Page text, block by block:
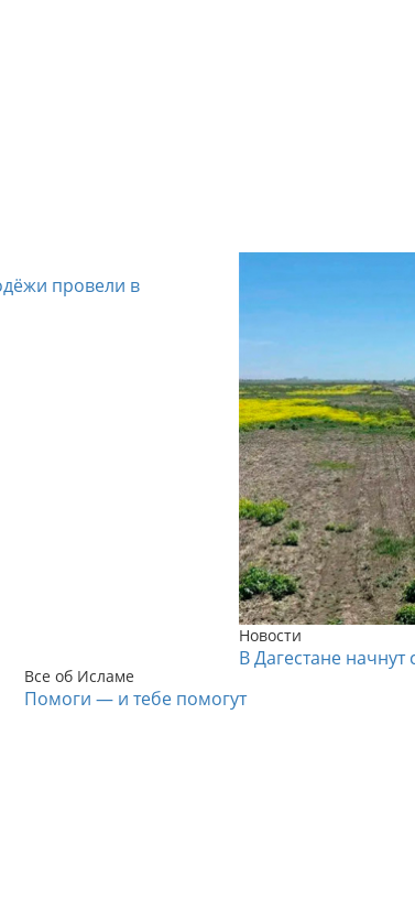
провели в
Новости
В Дагестане
Все об Исламе
Помоги — и тебе помогут